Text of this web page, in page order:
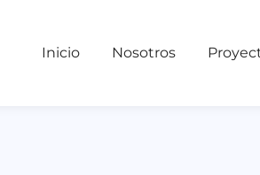
Inicio Nosotros